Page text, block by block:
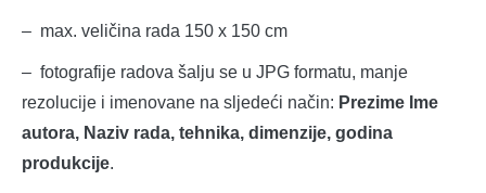
– max. veličina rada 150 x 150 cm
– fotografije radova šalju se u JPG formatu, manje
rezolucije i imenovane na sljedeći način: Prezime Ime
autora, Naziv rada, tehnika, dimenzije, godina
produkcije.